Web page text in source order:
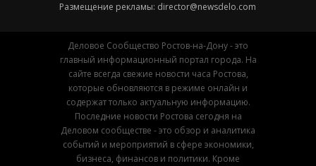
Размещение рекламы: director@newsdelo.com
Деловое Сообщество Ростов-на-Дону - это
главный информационный портал города. На
сайте всегда свежие новости часа Ростова,
которые обновляются в режиме онлайн и
содержат только актуальную информацию.
Последние новости Ростова сегодня на
Деловом сообществе - это обзор и аналитика
событий и мероприятий в сфере экономики,
бизнеса, финансов и политики. Кроме